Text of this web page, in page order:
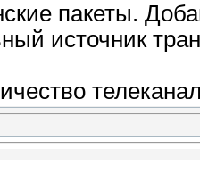
пакеты.
источник